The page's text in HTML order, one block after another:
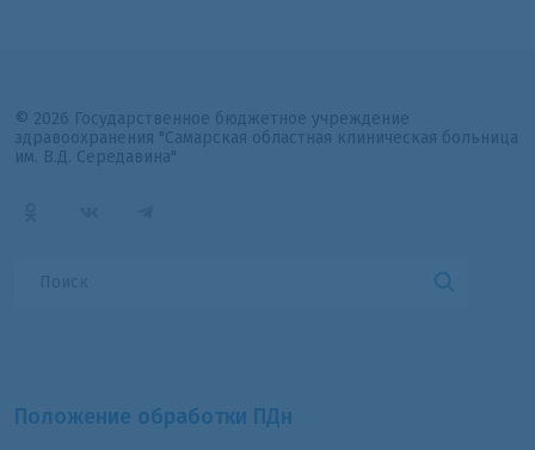
© 2026 Государственное бюджетное учреждение
здравоохранения "Самарская областная клиническая больница
им. В.Д. Середавина"
Положение обработки ПДн